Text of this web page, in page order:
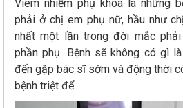
Viêm nhiễm phụ khoa là những
phải ở chị em phụ nữ, hầu như
nhất một lần trong đời mắc
phần phụ. Bệnh sẽ không có gì
đến gặp bác sĩ sớm và động thời
bệnh triệt để.